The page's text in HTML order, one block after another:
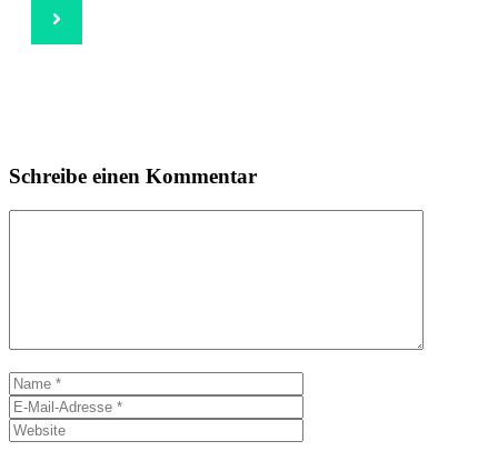
Schreibe einen Kommentar
Name
Mail-
Adresse